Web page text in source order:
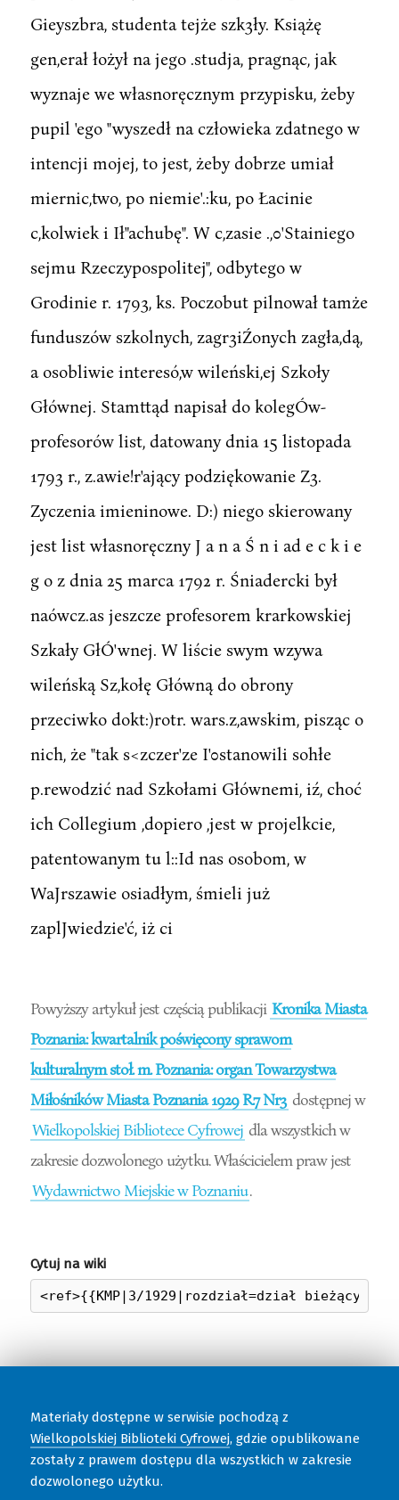
Gieyszbra, studenta tejże szk3ły. Książę
gen,erał łożył na jego .studja, pragnąc, jak
wyznaje we własnoręcznym przypisku, żeby
pupil 'ego "wyszedł na człowieka zdatnego w
intencji mojej, to jest, żeby dobrze umiał
miernic,two, po niemie'.:ku, po Łacinie
c,kolwiek i Ił"achubę". W c,zasie .,0'Stainiego
sejmu Rzeczypospolitej", odbytego w
Grodinie r. 1793, ks. Poczobut pilnował tamże
funduszów szkolnych, zagr3iŹonych zagła,dą,
a osobliwie interesó,w wileński,ej Szkoły
Głównej. Stamttąd napisał do kolegÓw-
profesorów list, datowany dnia 15 listopada
1793 r., z.awie!r'ający podziękowanie Z3.
Zyczenia imieninowe. D:) niego skierowany
jest list własnoręczny J a n a Ś n i ad e c k i e
g o z dnia 25 marca 1792 r. Śniadercki był
naówcz.as jeszcze profesorem krarkowskiej
Szkały GłÓ'wnej. W liście swym wzywa
wileńską Sz,kołę Główną do obrony
przeciwko dokt:)rotr. wars.z,awskim, pisząc o
nich, że "tak s<zczer'ze I'0stanowili sohłe
p.rewodzić nad Szkołami Głównemi, iź, choć
ich Collegium ,dopiero ,jest w projelkcie,
patentowanym tu l::Id nas osobom, w
WaJrszawie osiadłym, śmieli już
zaplJwiedzie'ć, iż ci
Powyższy artykuł jest częścią publikacji Kronika Miasta
Poznania: kwartalnik poświęcony sprawom
kulturalnym stoł. m. Poznania: organ Towarzystwa
Miłośników Miasta Poznania 1929 R.7 Nr3 dostępnej w
Wielkopolskiej Bibliotece Cyfrowej dla wszystkich w
zakresie dozwolonego użytku. Właścicielem praw jest
Wydawnictwo Miejskie w Poznaniu.
Cytuj na wiki
Materiały dostępne w serwisie pochodzą z
Wielkopolskiej Biblioteki Cyfrowej, gdzie opublikowane
zostały z prawem dostępu dla wszystkich w zakresie
dozwolonego użytku.